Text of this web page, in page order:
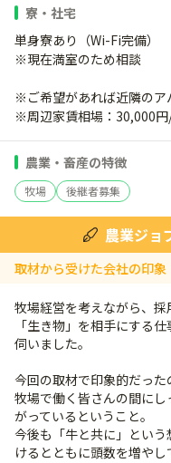
寮・社宅
単身寮あり（Wi-Fi完備）
※現在満室のため相談
※ご希望があれば近隣のア
※周辺家賃相場：30,000
農業・畜産の特徴
牧場 後継者募集
農業ジョ
取材から受けた会社の印象
牧場経営を考えながら、
「生き物」を相手にする
伺いました。
今回の取材で印象的だっ
牧場で働く皆さんの間に
がっているということ。
今後も「牛と共に」とい
けるとともに頭数を増やし